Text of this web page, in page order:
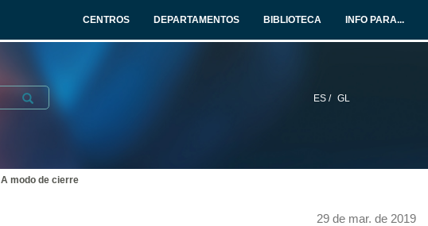
CENTROS DEPARTAMENTOS BIBLIOTECA INFO PARA...
ES / GL
Submit
A modo de cierre
29 de mar. de 2019
29 de xuño de 2019